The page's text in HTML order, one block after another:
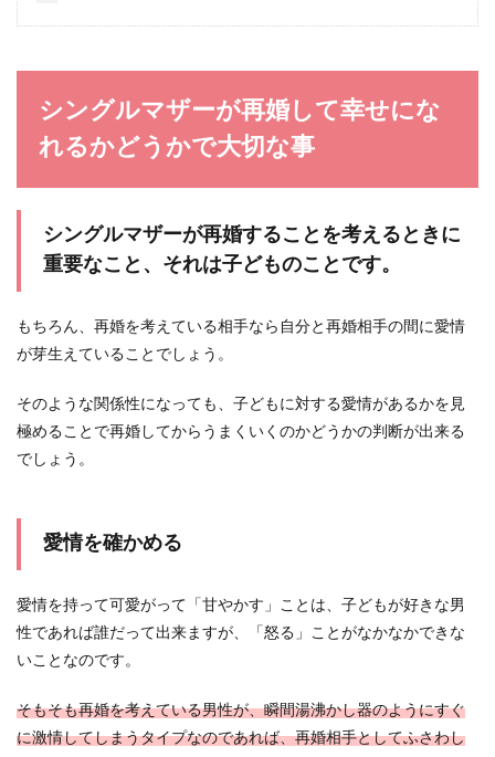
が、特に人気が高いのは癒し系の女子です。 も
し、自分自身...
初めて会う男性が見ている部分と初対
面の人と会話を続かせる法則
になったことはありませんか？そこで、男性が初
めて会う女性...
男性が浮気をするのはなぜなのか、傾
彼氏の元カノに嫉妬していませんか？ もうとっく
に別れているのに、なぜか気になる元カノの存
シングルマザーが再婚して幸せにな
れるかどうかで大切な事
シングルマザーが再婚することを考えるときに
重要なこと、それは子どものことです。
もちろん、再婚を考えている相手なら自分と再婚相手の間に愛情
が芽生えていることでしょう。
そのような関係性になっても、子どもに対する愛情があるかを見
極めることで再婚してからうまくいくのかどうかの判断が出来る
でしょう。
愛情を確かめる
愛情を持って可愛がって「甘やかす」ことは、子どもが好きな男
性であれば誰だって出来ますが、「怒る」ことがなかなかできな
いことなのです。
そもそも再婚を考えている男性が、瞬間湯沸かし器のようにすぐ
に激情してしまうタイプなのであれば、再婚相手としてふさわし